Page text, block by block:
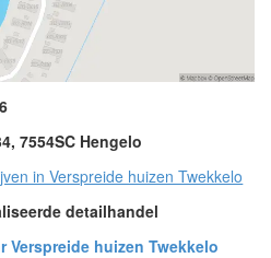
7554SC Hengelo
in Verspreide huizen Twekkelo
detailhandel
Verspreide huizen Twekkelo